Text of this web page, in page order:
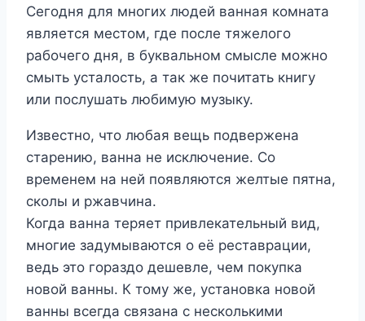
Сегодня для многих людей ванная комната
является местом, где после тяжелого
рабочего дня, в буквальном смысле можно
смыть усталость, а так же почитать книгу
или послушать любимую музыку.
Известно, что любая вещь подвержена
старению, ванна не исключение. Со
временем на ней появляются желтые пятна,
сколы и ржавчина.
Когда ванна теряет привлекательный вид,
многие задумываются о её реставрации,
ведь это гораздо дешевле, чем покупка
новой ванны. К тому же, установка новой
ванны всегда связана с несколькими